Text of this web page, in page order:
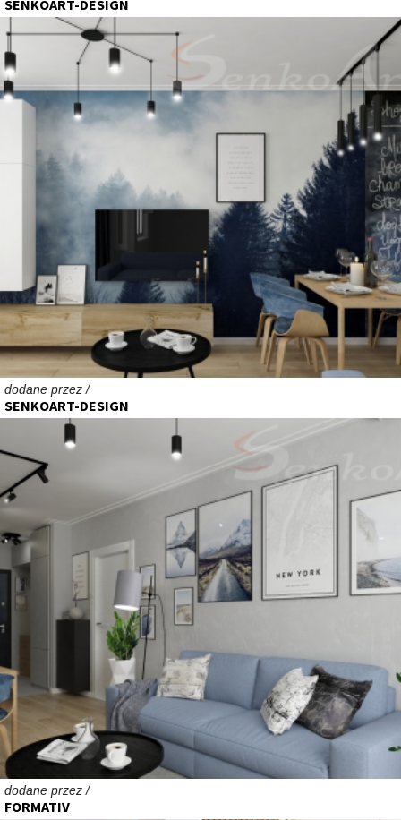
SENKOART-DESIGN
dodane przez /
SENKOART-DESIGN
dodane przez /
FORMATIV